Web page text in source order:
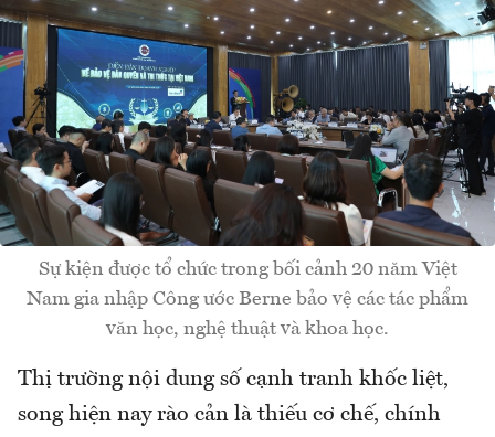
Sự kiện được tổ chức trong bối cảnh 20 năm Việt
Nam gia nhập Công ước Berne bảo vệ các tác phẩm
văn học, nghệ thuật và khoa học.
Thị trường nội dung số cạnh tranh khốc liệt,
song hiện nay rào cản là thiếu cơ chế, chính